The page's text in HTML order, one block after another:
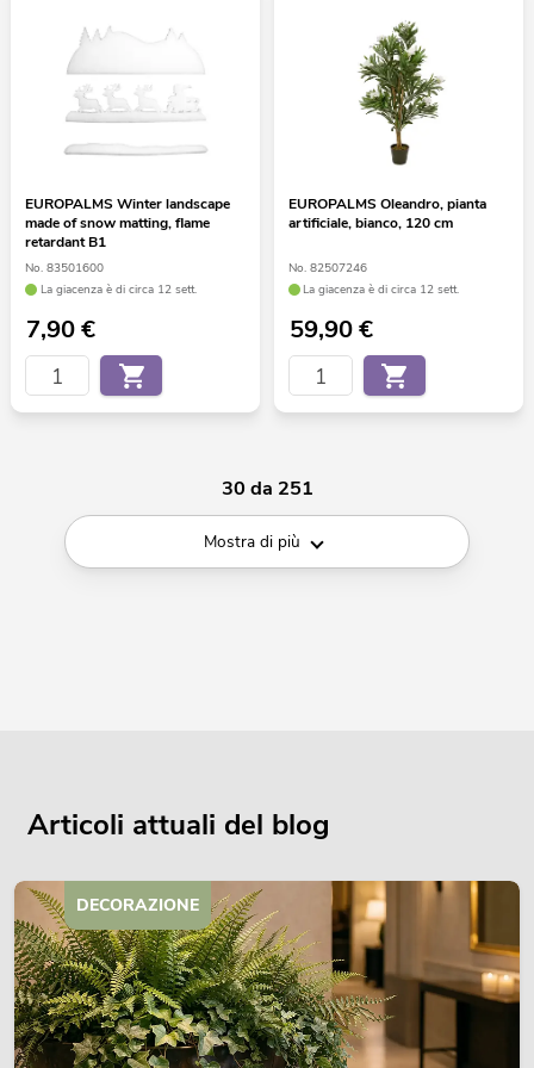
EUROPALMS Winter landscape
made of snow matting, flame
retardant B1
No. 83501600
La giacenza è di circa 12 sett.
7,90€
EUROPALMS Oleandro, pianta
artificiale, bianco, 120 cm
No. 82507246
La giacenza è di circa 12 sett.
59,90€
30 da 251
Mostra di più
Articoli attuali del blog
DECORAZIONE